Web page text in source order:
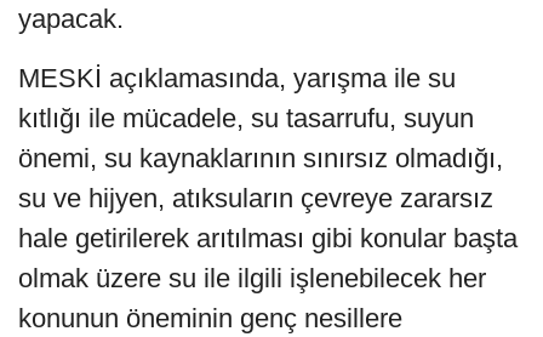
yapacak.
MESKİ açıklamasında, yarışma ile su
kıtlığı ile mücadele, su tasarrufu, suyun
önemi, su kaynaklarının sınırsız olmadığı,
su ve hijyen, atıksuların çevreye zararsız
hale getirilerek arıtılması gibi konular başta
olmak üzere su ile ilgili işlenebilecek her
konunun öneminin genç nesillere